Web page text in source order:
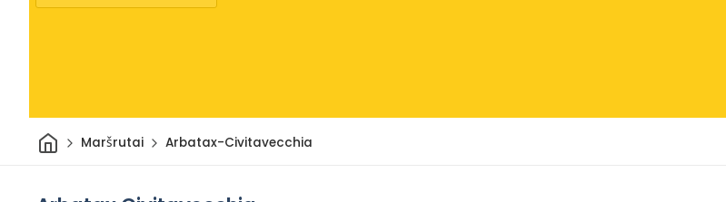
Pradžia
Maršrutai Arbatax-Civitavecchia